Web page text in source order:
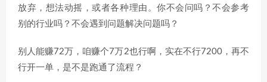
放弃，想法动摇，或者各种理由。你不会问吗？不会参考
别的行业吗？不会遇到问题解决问题吗？
别人能赚72万，咱赚个7万2也行啊，实在不行7200，再不
行开一单，是不是跑通了流程？